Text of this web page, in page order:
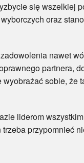
się wszelkiej
oraz
nawet
partnera,
sobie,
liderom
przypomnieć